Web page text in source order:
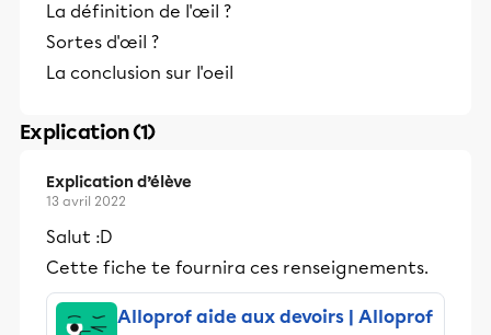
La définition de l'œil ?
Sortes d'œil ?
La conclusion sur l'oeil
Explication (1)
Explication d’élève
13 avril 2022
Salut :D
Cette fiche te fournira ces renseignements.
Alloprof aide aux devoirs | Alloprof